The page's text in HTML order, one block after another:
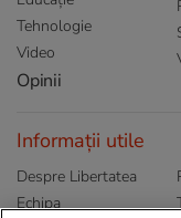
Tehnologie
Video
Opinii
Informații utile
Despre Libertatea
Echipa